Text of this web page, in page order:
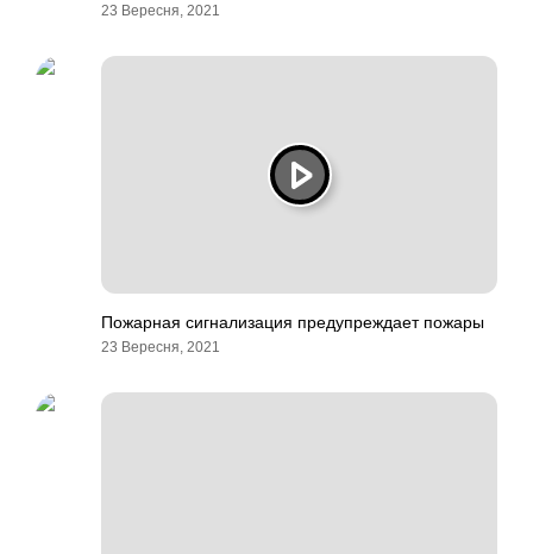
23 Вересня, 2021
Пожарная сигнализация предупреждает пожары
23 Вересня, 2021